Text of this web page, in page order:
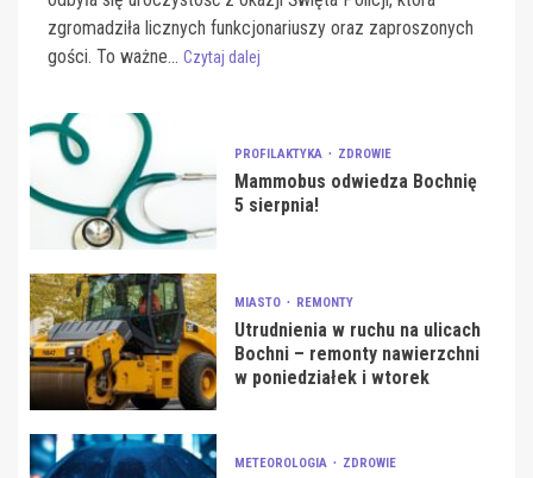
zgromadziła licznych funkcjonariuszy oraz zaproszonych
gości. To ważne... Czytaj dalej
PROFILAKTYKA ZDROWIE
Mammobus odwiedza Bochnię
5 sierpnia!
MIASTO REMONTY
Utrudnienia w ruchu na ulicach
Bochni – remonty nawierzchni
w poniedziałek i wtorek
METEOROLOGIA ZDROWIE